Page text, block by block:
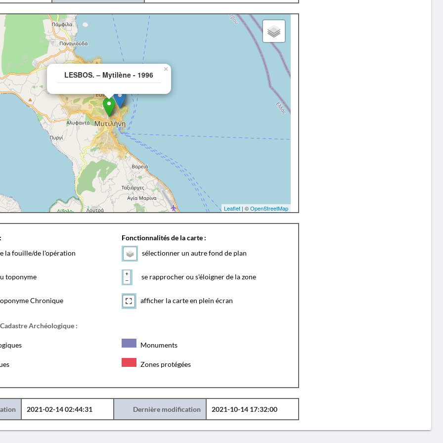
LESBOS. – Mytilène - 1996
×
Leaflet| ©OpenStreetMap
la fouille/de l'opération
toponyme
Chronique
Fonctionnalités de la carte :
sélectionner un autre fond de plan
se rapprocher ou s'éloigner de la zone
afficher la carte en plein écran
Archéologique :
Monuments
Zones protégées
2021-02-14 02:44:31 Dernière modification 2021-10-14 17:32:00